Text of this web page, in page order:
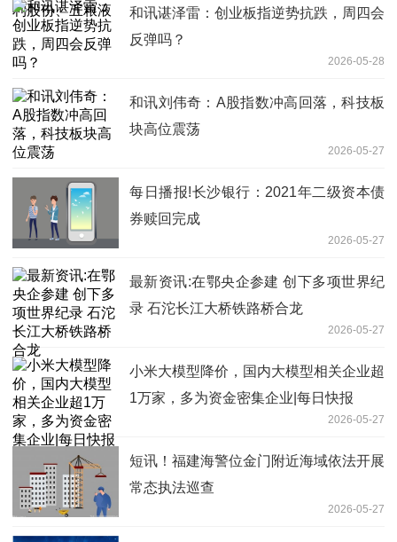
和讯谌泽雷：创业板指逆势抗跌，周四会
反弹吗？
2026-05-28
和讯刘伟奇：A股指数冲高回落，科技板
块高位震荡
2026-05-27
每日播报!长沙银行：2021年二级资本债
券赎回完成
2026-05-27
最新资讯:在鄂央企参建 创下多项世界纪
录 石沱长江大桥铁路桥合龙
2026-05-27
小米大模型降价，国内大模型相关企业超
1万家，多为资金密集企业|每日快报
2026-05-27
短讯！福建海警位金门附近海域依法开展
常态执法巡查
2026-05-27